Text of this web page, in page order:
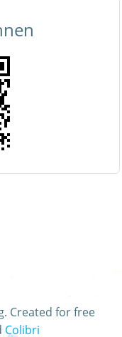
Created for free
Colibri